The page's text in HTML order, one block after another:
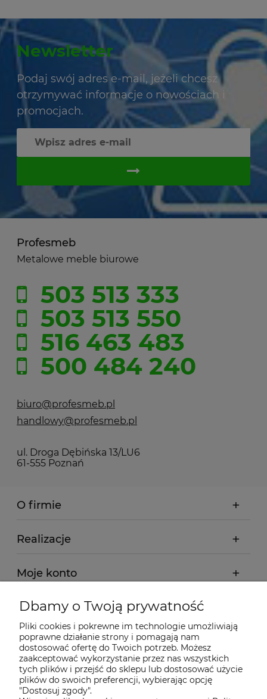
Newsletter
Podaj swój adres e-mail, jeżeli chcesz
otrzymywać informacje o nowościach i
promocjach.
Profesmeb
Metalowe meble biurowe
503 513 333
503 513 550
516 463 483
500 484 240
biuro@profesmeb.pl
handlowy@profesmeb.pl
ul. Droga Dębińska 13/LU6
61-555 Poznań
O firmie
Realizacje
Moje konto
Regulamin
Dostawa - realizacja
Gwarancja i zwroty
Dbamy o Twoją prywatność
Pliki cookies i pokrewne im technologie umożliwiają
poprawne działanie strony i pomagają nam
dostosować ofertę do Twoich potrzeb. Możesz
zaakceptować wykorzystanie przez nas wszystkich
tych plików i przejść do sklepu lub dostosować użycie
plików do swoich preferencji, wybierając opcję
"Dostosuj zgody".